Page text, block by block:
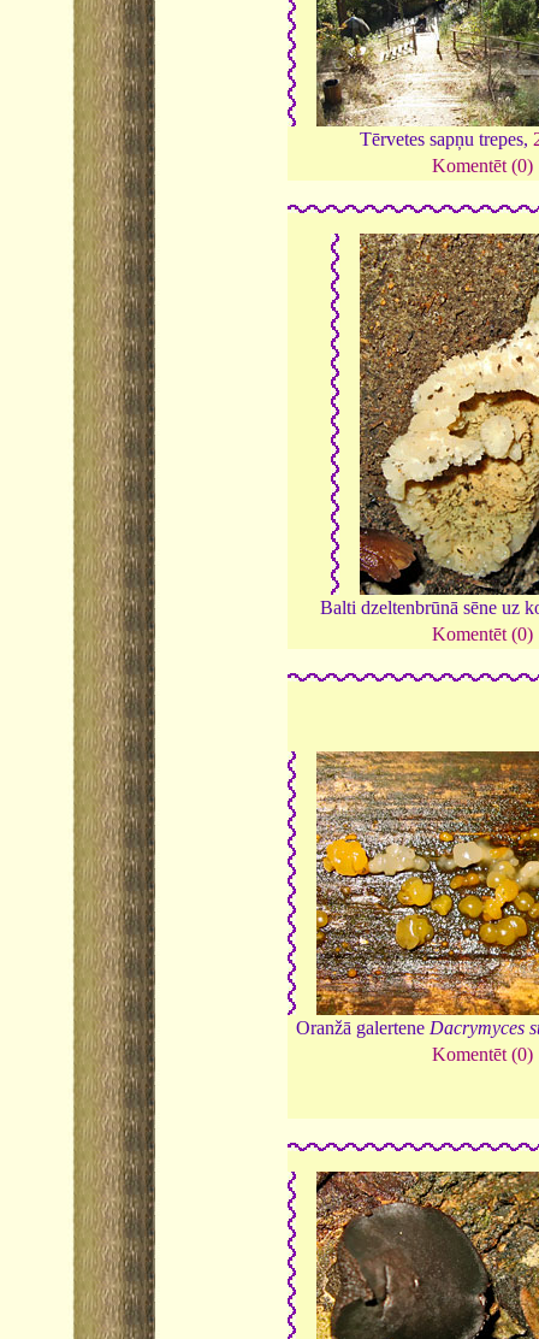
Tērvetes sapņu trepes,
Komentēt (0)
Balti dzeltenbrūnā sēne uz
Komentēt (0)
Oranžā galertene Dacrymyces
Komentēt (0)